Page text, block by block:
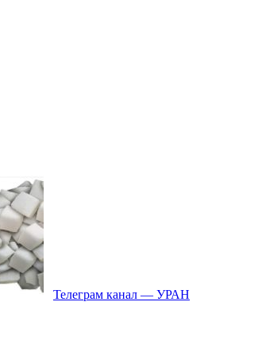
Телеграм канал — УРАН